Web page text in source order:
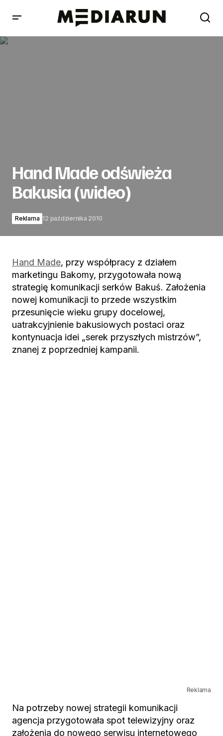
Hand Made odświeża
Bakusia (wideo)
Reklama 12 października 2010
Hand Made, przy współpracy z działem
marketingu Bakomy, przygotowała nową
strategię komunikacji serków Bakuś. Założenia
nowej komunikacji to przede wszystkim
przesunięcie wieku grupy docelowej,
uatrakcyjnienie bakusiowych postaci oraz
kontynuacja idei „serek przyszłych mistrzów”,
znanej z poprzedniej kampanii.
Reklama
Na potrzeby nowej strategii komunikacji
agencja przygotowała spot telewizyjny oraz
założenia do nowego serwisu internetowego